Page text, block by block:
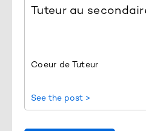
Tuteur au
Coeur de Tuteur
See the post >